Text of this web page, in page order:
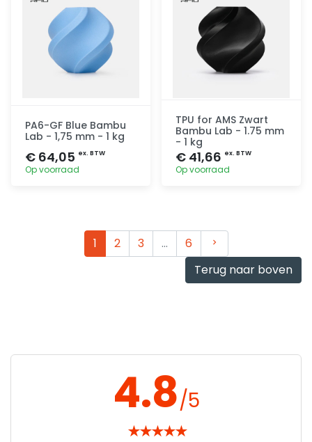
PA6-GF Blue Bambu
Lab - 1,75 mm - 1 kg
€ 64,05 ex. BTW
Op voorraad
TPU for AMS Zwart
Bambu Lab - 1.75 mm
- 1 kg
€ 41,66 ex. BTW
Op voorraad
1 2 3 … 6
Volgende
Terug naar boven
4.8/5
★★★★★